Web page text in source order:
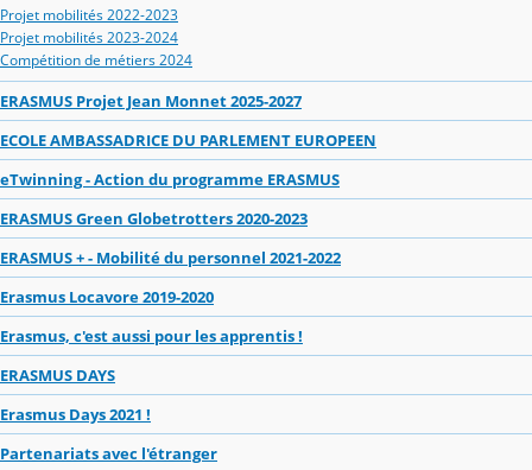
Projet mobilités 2022-2023
Projet mobilités 2023-2024
Compétition de métiers 2024
ERASMUS Projet Jean Monnet 2025-2027
ECOLE AMBASSADRICE DU PARLEMENT EUROPEEN
eTwinning - Action du programme ERASMUS
ERASMUS Green Globetrotters 2020-2023
ERASMUS + - Mobilité du personnel 2021-2022
Erasmus Locavore 2019-2020
Erasmus, c'est aussi pour les apprentis !
ERASMUS DAYS
Erasmus Days 2021 !
Partenariats avec l'étranger